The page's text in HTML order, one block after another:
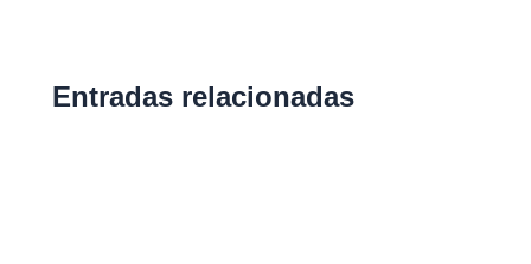
Entradas relacionadas